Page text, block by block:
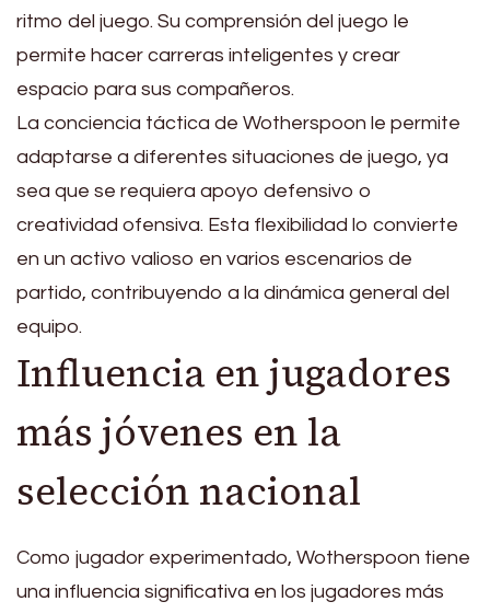
ritmo del juego. Su comprensión del juego le
permite hacer carreras inteligentes y crear
espacio para sus compañeros.
La conciencia táctica de Wotherspoon le permite
adaptarse a diferentes situaciones de juego, ya
sea que se requiera apoyo defensivo o
creatividad ofensiva. Esta flexibilidad lo convierte
en un activo valioso en varios escenarios de
partido, contribuyendo a la dinámica general del
equipo.
Influencia en jugadores
más jóvenes en la
selección nacional
Como jugador experimentado, Wotherspoon tiene
una influencia significativa en los jugadores más